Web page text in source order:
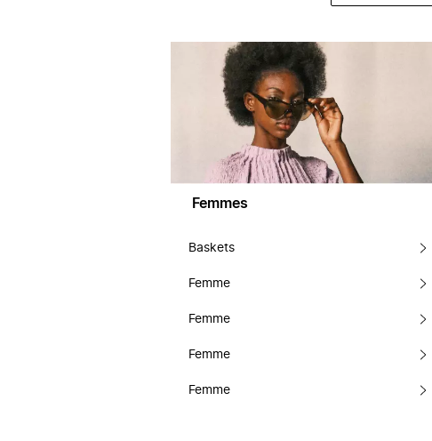
Femmes
Baskets
Femme
Femme
Femme
Femme